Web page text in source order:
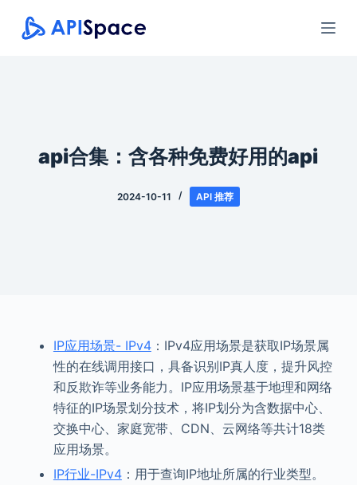
跳
过
api合集：含各种免费好用的api
2024-10-11 API 推荐
IP应用场景- IPv4：IPv4应用场景是获取IP场景属
性的在线调用接口，具备识别IP真人度，提升风控
和反欺诈等业务能力。IP应用场景基于地理和网络
特征的IP场景划分技术，将IP划分为含数据中心、
交换中心、家庭宽带、CDN、云网络等共计18类
应用场景。
IP行业-IPv4：用于查询IP地址所属的行业类型。